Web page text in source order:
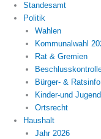
Standesamt
Politik
Wahlen
Kommunalwahl
Rat & Gremien
Bürger- &
Kinder-und
Ortsrecht
Haushalt
Jahr 2026